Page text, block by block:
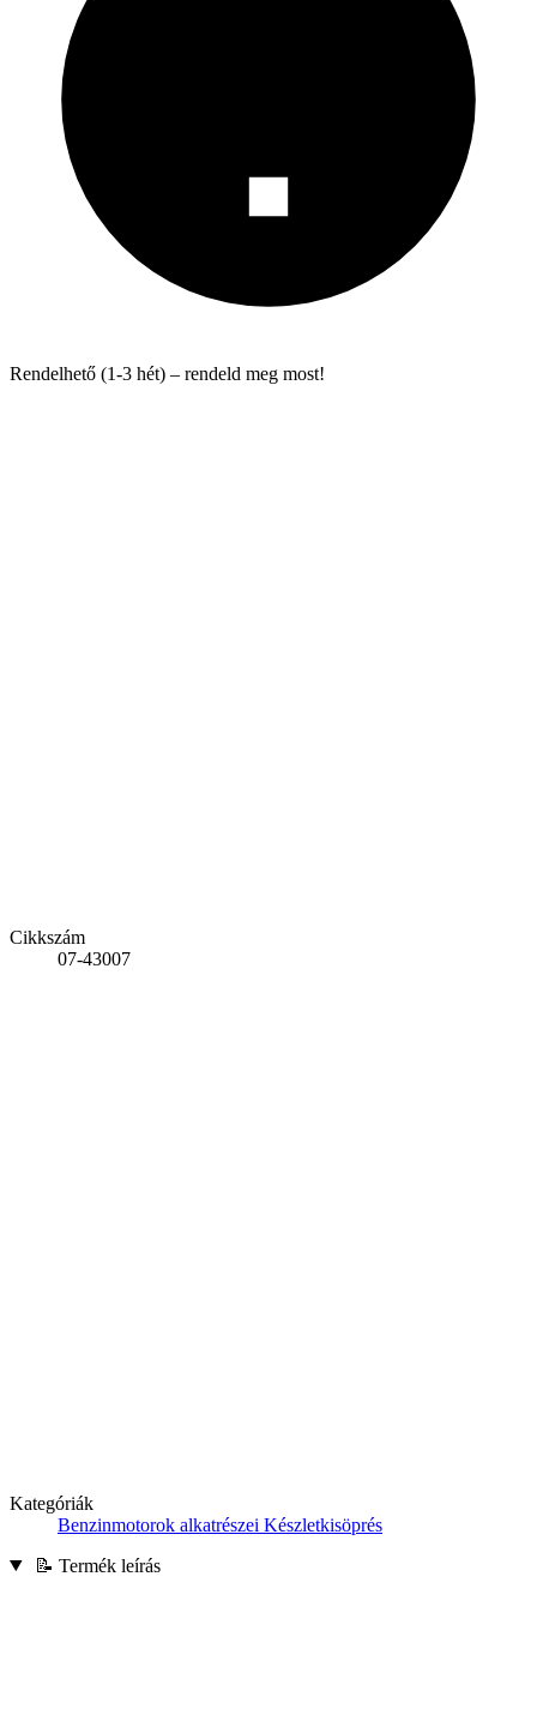
Rendelhető (1-3 hét) – rendeld meg most!
Cikkszám
07-43007
Kategóriák
Benzinmotorok alkatrészei Készletkisöprés
📝 Termék leírás